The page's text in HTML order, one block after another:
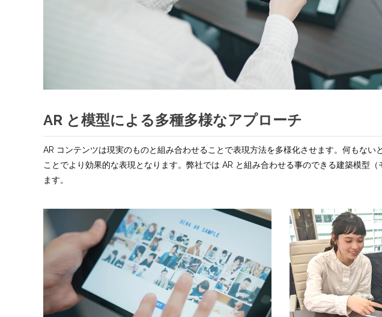
AR と模型による多種多様なアプローチ
AR コンテンツは現実のものと組み合わせることで表現方法を多様化させます。何もな
ことでより効果的な表現となります。弊社では AR と組み合わせる事のできる建築模型
ます。